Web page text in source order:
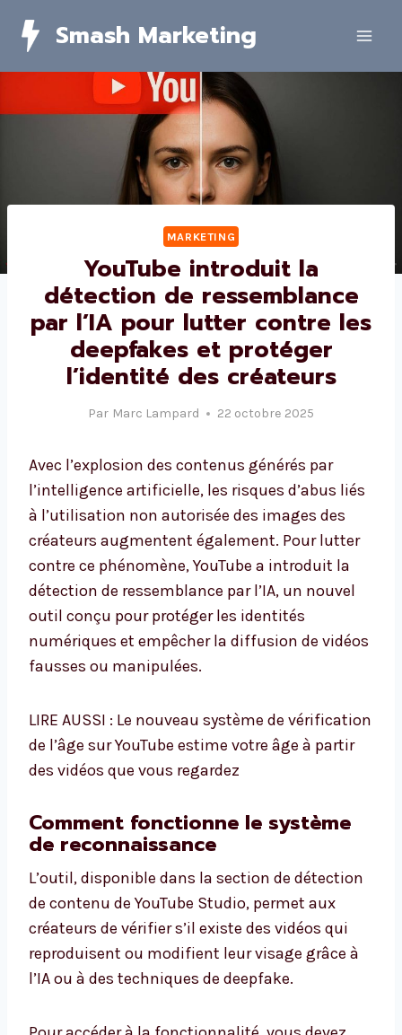
Smash Marketing
MARKETING
YouTube introduit la
détection de ressemblance
par l’IA pour lutter contre les
deepfakes et protéger
l’identité des créateurs
Par Marc Lampard 22 octobre 2025
Avec l’explosion des contenus générés par
l’intelligence artificielle, les risques d’abus liés
à l’utilisation non autorisée des images des
créateurs augmentent également. Pour lutter
contre ce phénomène, YouTube a introduit la
détection de ressemblance par l’IA, un nouvel
outil conçu pour protéger les identités
numériques et empêcher la diffusion de vidéos
fausses ou manipulées.
LIRE AUSSI : Le nouveau système de vérification
de l’âge sur YouTube estime votre âge à partir
des vidéos que vous regardez
Comment fonctionne le système
de reconnaissance
L’outil, disponible dans la section de détection
de contenu de YouTube Studio, permet aux
créateurs de vérifier s’il existe des vidéos qui
reproduisent ou modifient leur visage grâce à
l’IA ou à des techniques de deepfake.